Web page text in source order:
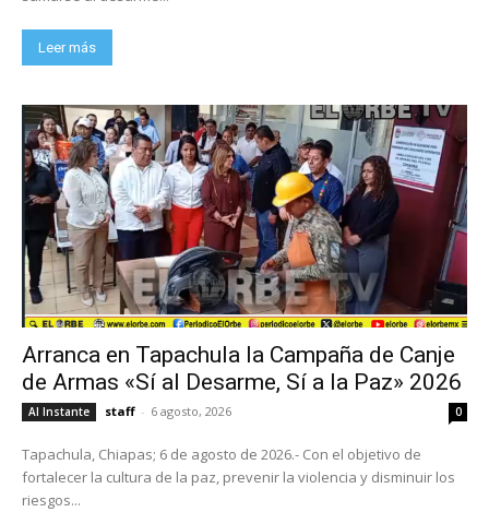
Leer más
Arranca en Tapachula la Campaña de Canje
de Armas «Sí al Desarme, Sí a la Paz» 2026
Al Instante staff - 6 agosto, 2026 0
Tapachula, Chiapas; 6 de agosto de 2026.- Con el objetivo de
fortalecer la cultura de la paz, prevenir la violencia y disminuir los
riesgos...